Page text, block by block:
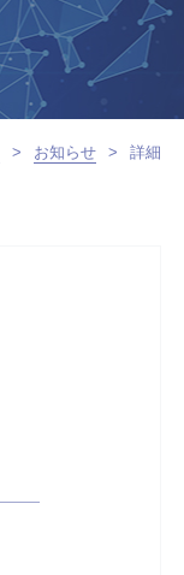
> お知らせ > 詳細